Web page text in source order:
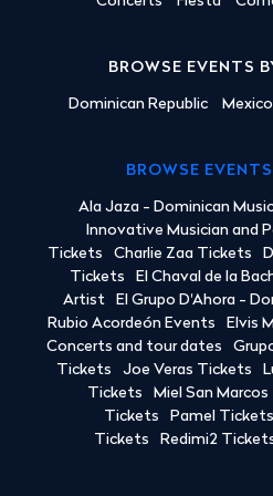
BROWSE EVENTS
Dominican Republic Mexico
BROWSE
Ala Jaza - Dominican
Innovative Musician and
Tickets
Charlie Zaa Tickets
Tickets
El Chaval de la
Artist
El Grupo D'Ahora -
Rubio Acordeón Events
Elvis
Concerts and tour dates
Tickets
Joe Veras Tickets
Tickets
Miel San
Tickets
Pamel Tickets
Tickets
Redimi2